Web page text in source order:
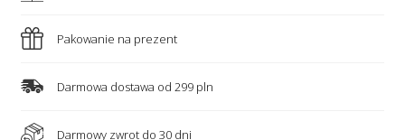
Pakowanie na prezent
Darmowa dostawa od 299 pln
Darmowy zwrot do 30 dni